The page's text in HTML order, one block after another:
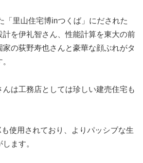
「里山住宅博inつくば」にだされた
計を伊礼智さん、性能計算を東大の前
の荻野寿也さんと豪華な顔ぶれがタ
は工務店としては珍しい建売住宅も
使用されており、よりパッシブな生
ます。